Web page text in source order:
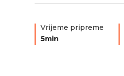
Vrijeme pripreme
5min